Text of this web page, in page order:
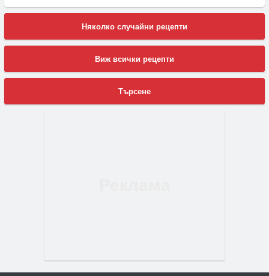
Няколко случайни рецепти
Виж всички рецепти
Търсене